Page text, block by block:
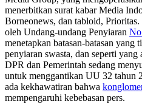
menerbitkan surat kabar Media
Borneonews, dan tabloid,
oleh Undang-undang Penyiaran
menetapkan batasan-batasan yang
penyiaran swasta, dan seperti
DPR dan Pemerintah sedang
untuk menggantikan UU 32 tahun
ada kekhawatiran bahwa
mempengaruhi kebebasan pers.